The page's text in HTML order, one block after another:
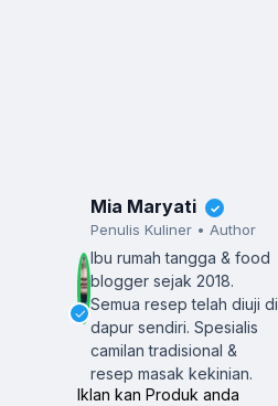
✓
Mia Maryati ✓
Penulis Kuliner • Author
Ibu rumah tangga & food
blogger sejak 2018.
Semua resep telah diuji di
dapur sendiri.Spesialis
camilan tradisional &
resep masak kekinian.
Iklan kan Produk anda